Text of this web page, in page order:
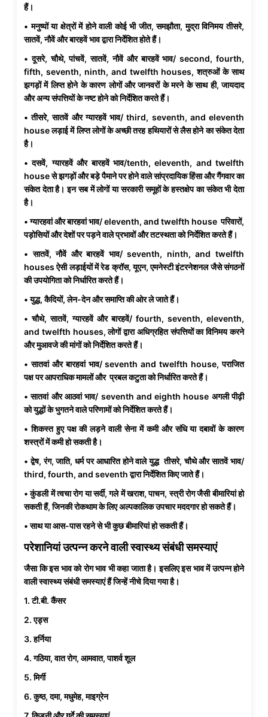
हैं।
• मनुष्यों या क्षेत्रों में होने वाली कोई भी जीत, समझौता, मुद्रा विनिमय तीसरे,
सातवें, नौवें और बारहवें भाव द्वारा निर्देशित होते हैं।
• दूसरे, चौथे, पांचवें, सातवें, नौवें और बारहवें भाव/ second, fourth,
fifth, seventh, ninth, and twelfth houses, शत्रुओं के साथ
झगड़ों में लिप्त होने के कारण लोगों और जानवरों के मरने के साथ ही, जायदाद
और अन्य संपत्तियों के नष्ट होने को निर्देशित करते हैं।
• तीसरे, सातवें और ग्यारहवें भाव/ third, seventh, and eleventh
house लड़ाई में लिप्त लोगों के अच्छी तरह हथियारों से लैस होने का संकेत देता
है।
• दसवें, ग्यारहवें और बारहवें भाव/tenth, eleventh, and twelfth
house से झगड़ों और बड़े पैमाने पर होने वाले सांप्रदायिक हिंसा और गैंगवार का
संकेत देता है। इन सब में लोगों या सरकारी समूहों के हस्तक्षेप का संकेत भी देता
है।
• ग्यारहवां और बारहवां भाव/ eleventh, and twelfth house परिवारों,
पड़ोसियों और देशों पर पड़ने वाले प्रभावों और तटस्थता को निर्देशित करते हैं।
• सातवें, नौवें और बारहवें भाव/ seventh, ninth, and twelfth
houses ऐसी लड़ाईयों में रेड क्रॉस, यूएन, एमनेस्टी इंटरनेशनल जैसे संगठनों
की उपयोगिता को निर्धारित करते हैं।
• युद्ध, कैदियों, लेन-देन और समाप्ति की ओर ले जाते हैं।
• चौथे, सातवें, ग्यारहवें और बारहवें/ fourth, seventh, eleventh,
and twelfth houses, लोगों द्वारा अधिग्रहित संपत्तियों का विनिमय करने
और मुआवजे की मांगों को निर्देशित करते हैं।
• सातवां और बारहवां भाव/ seventh and twelfth house, पराजित
पक्ष पर आपराधिक मामलों और प्रबल कटुता को निर्धारित करते हैं।
• सातवां और आठवां भाव/ seventh and eighth house अगली पीढ़ी
को युद्धों के भुगतने वाले परिणामों को निर्देशित करते हैं।
• शिकस्त हुए पक्ष की लड़ने वाली सेना में कमी और संधि या दबावों के कारण
शस्त्रों में कमी हो सकती है।
• द्वेष, रंग, जाति, धर्म पर आधारित होने वाले युद्ध तीसरे, चौथे और सातवें भाव/
third, fourth, and seventh द्वारा निर्देशित किए जाते हैं।
• कुंडली में त्वचा रोग या सर्दी, गले में खराश, पाचन, स्त्री रोग जैसी बीमारियां हो
सकती हैं, जिनकी रोकथाम के लिए अल्पकालिक उपचार मददगार हो सकते हैं।
• साथ या आस-पास रहने से भी कुछ बीमारियां हो सकती हैं।
परेशानियां उत्पन्न करने वाली स्वास्थ्य संबंधी समस्याएं
जैसा कि इस भाव को रोग भाव भी कहा जाता है। इसलिए इस भाव में उत्पन्न होने
वाली स्वास्थ्य संबंधी समस्याएं हैं जिन्हें नीचे दिया गया है।
1. टी.बी. कैंसर
2. एड्स
3. हर्निया
4. गठिया, वात रोग, आमवात, पाशर्व शूल
5. मिर्गी
6. कुष्ठ, दमा, मधुमेह, माइग्रेन